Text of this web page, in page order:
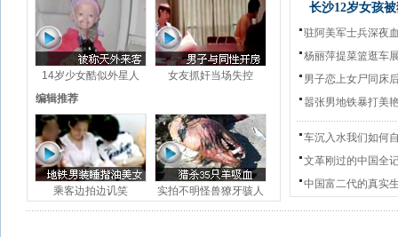
14岁少女酷似外星人
女友抓奸当场失控
编辑推荐
乘客边拍边讥笑 实拍不明怪兽獠牙骇人
长沙12岁女孩
驻阿美军士兵深夜
杨丽萍提菜篮逛车
男子恋上女尸同床
嚣张男地铁暴打美
车沉入水我们如何
文革刚过的中国全
中国富二代的真实